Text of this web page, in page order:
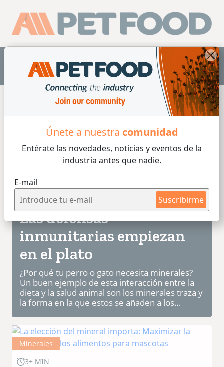
Únete a nuestra comunidad
Entérate las novedades, noticias y eventos de la
industria antes que nadie.
E-mail
Suscribirme
ES
Minerales
4 min de lectura
29/09/2022
Las defensas
inmunitarias empiezan
en el plato
¿Por qué tu perro o gato necesita minerales?
Un buen ejemplo de esta interacción entre la
dieta y la salud animal son los minerales traza y
la forma en la que estos se añaden a los
Minerales
3+ MIN